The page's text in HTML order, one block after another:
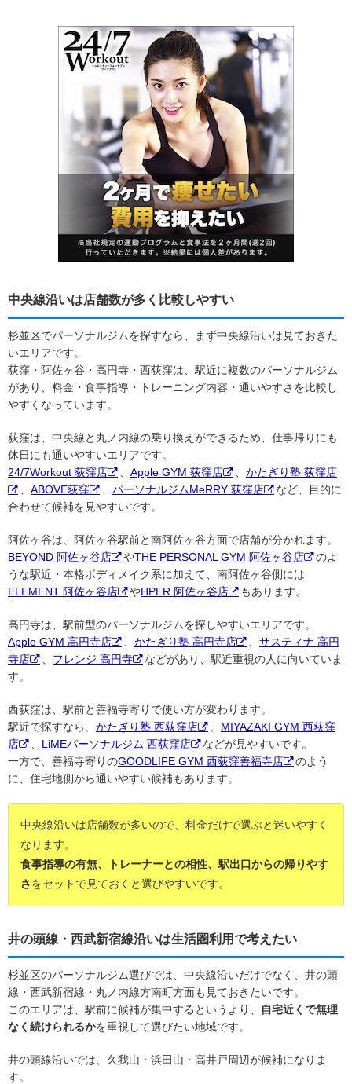
中央線沿いは店舗数が多く比較しやすい
杉並区でパーソナルジムを探すなら、まず中央線沿いは見ておきた
いエリアです。
荻窪・阿佐ヶ谷・高円寺・西荻窪は、駅近に複数のパーソナルジム
があり、料金・食事指導・トレーニング内容・通いやすさを比較し
やすくなっています。
荻窪は、中央線と丸ノ内線の乗り換えができるため、仕事帰りにも
休日にも通いやすいエリアです。
24/7Workout 荻窪店
Apple GYM 荻窪店
かたぎり塾 荻窪店
ABOVE荻窪 パーソナルジムMeRRY 荻窪店
など、目的に
合わせて候補を見やすいです。
阿佐ヶ谷は、阿佐ヶ谷駅前と南阿佐ヶ谷方面で店舗が分かれます。
BEYOND 阿佐ヶ谷店
やTHE PERSONAL GYM 阿佐ヶ谷店
のよ
うな駅近・本格ボディメイク系に加えて、南阿佐ヶ谷側には
ELEMENT 阿佐ヶ谷店
やHPER 阿佐ヶ谷店 もあります。
高円寺は、駅前型のパーソナルジムを探しやすいエリアです。
Apple GYM 高円寺店
かたぎり塾 高円寺店
サスティナ 高円
寺店
フレンジ 高円寺
などがあり、駅近重視の人に向いていま
す。
西荻窪は、駅前と善福寺寄りで使い方が変わります。
駅近で探すなら、 かたぎり塾 西荻窪店
MIYAZAKI GYM 西荻窪
店
LiMEパーソナルジム 西荻窪店
などが見やすいです。
一方で、善福寺寄りのGOODLIFE GYM 西荻窪善福寺店
のよう
に、住宅地側から通いやすい候補もあります。
中央線沿いは店舗数が多いので、料金だけで選ぶと迷いやすく
なります。
食事指導の有無、トレーナーとの相性、駅出口からの帰りやす
さをセットで見ておくと選びやすいです。
井の頭線・西武新宿線沿いは生活圏利用で考えたい
杉並区のパーソナルジム選びでは、中央線沿いだけでなく、井の頭
線・西武新宿線・丸ノ内線方南町方面も見ておきたいです。
このエリアは、駅前に候補が集中するというより、
自宅近くで無理
なく続けられるかを重視して選びたい地域です。
井の頭線沿いでは、久我山・浜田山・高井戸周辺が候補になりま
す。